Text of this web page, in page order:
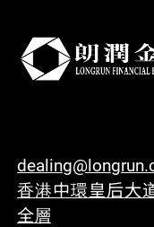
香港中環皇后大
全層